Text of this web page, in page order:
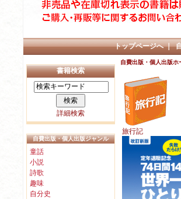
トップページへ｜
書籍検索
詳細検索
自費出版・個人出版ジャンル
童話
小説
詩歌
趣味
自分史
自費出版・個人出版ホ
旅行記